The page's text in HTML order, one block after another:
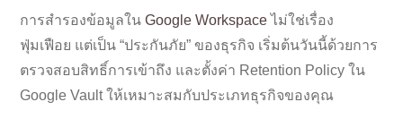
การสำรองข้อมูลในGoogle Workspaceไม่ใช่เรื่อง
ฟุ่มเฟือย แต่เป็น “ประกันภัย” ของธุรกิจ เริ่มต้นวันนี้ด้วยการ
ตรวจสอบสิทธิ์การเข้าถึง และตั้งค่า Retention Policy ใน
Google Vault ให้เหมาะสมกับประเภทธุรกิจของคุณ